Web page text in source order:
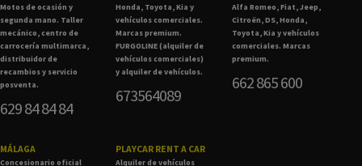
Motos de ocasión y
segunda mano. Taller
mecánico, centro de
carrocería multimarca,
distribuidor de
recambios y servicio
posventa.
629 84 84 84
Honda, Toyota, Kia y
vehículos comerciales.
Marcas premium.
FURGOLINE (alquiler de
vehículos comerciales)
y alquiler de vehículos.
673564089
Alfa Romeo, Fiat, Jeep,
Citroën, DS, Honda,
Toyota, Kia y vehículos
comerciales. Marcas
premium.
662 865 600
MÁLAGA
Concesionario oficial
PLAYCAR RENT A CAR
Alquiler de vehículos